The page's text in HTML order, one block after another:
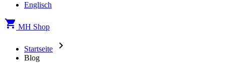
Englisch
MH Shop
Startseite
Blog